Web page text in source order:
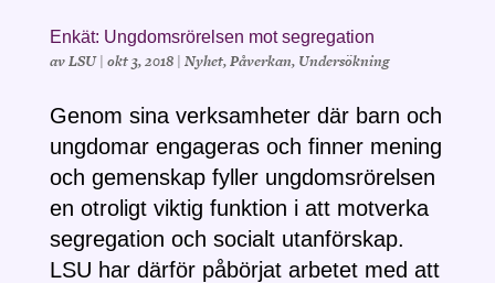
Enkät: Ungdomsrörelsen mot segregation
avLSU| okt 3, 2018| Nyhet,Påverkan, Undersökning
Genom sina verksamheter där barn och
ungdomar engageras och finner mening
och gemenskap fyller ungdomsrörelsen
en otroligt viktig funktion i att motverka
segregation och socialt utanförskap.
LSU har därför påbörjat arbetet med att